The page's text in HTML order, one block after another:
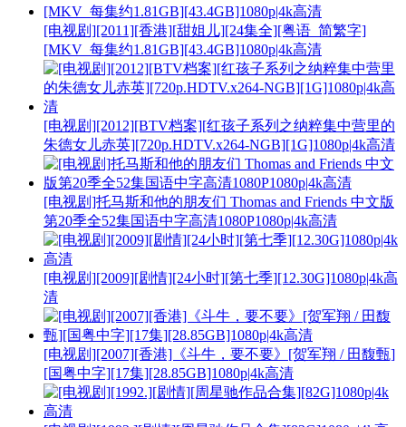
[电视剧][2011][香港][甜姐儿][24集全][粤语_简繁字]
[MKV_每集约1.81GB][43.4GB]1080p|4k高清
[电视剧][2012][BTV档案][红孩子系列之纳粹集中营里的
朱德女儿赤英][720p.HDTV.x264-NGB][1G]1080p|4k高清
[电视剧]托马斯和他的朋友们 Thomas and Friends 中文版
第20季全52集国语中字高清1080P1080p|4k高清
[电视剧][2009][剧情][24小时][第七季][12.30G]1080p|4k高
清
[电视剧][2007][香港]《斗牛，要不要》[贺军翔 / 田馥甄]
[国粤中字][17集][28.85GB]1080p|4k高清